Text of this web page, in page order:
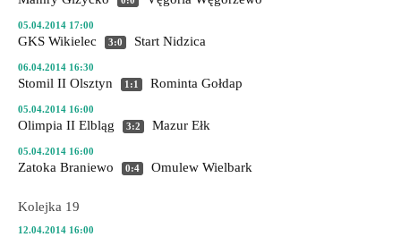
05.04.2014 17:00
GKS Wikielec 3:0 Start Nidzica
06.04.2014 16:30
Stomil II Olsztyn 1:1 Rominta Gołdap
05.04.2014 16:00
Olimpia II Elbląg 3:2 Mazur Ełk
05.04.2014 16:00
Zatoka Braniewo 0:4 Omulew Wielbark
Kolejka 19
12.04.2014 16:00